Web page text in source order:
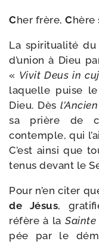
Cher frère, Chère
La spi­ri­tua­li­té
d’union à Dieu
« Vivit Deus in
laquelle puise
Dieu. Dès
sa prière de
contemple, qui
C’est ain­si que
tenus devant le
Pour n’en citer
de Jésus,
réfère à la
pée par le